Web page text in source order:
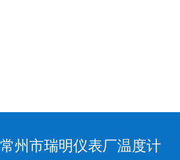
常州市瑞明仪表厂温度计